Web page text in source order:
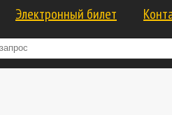
Электронный билет